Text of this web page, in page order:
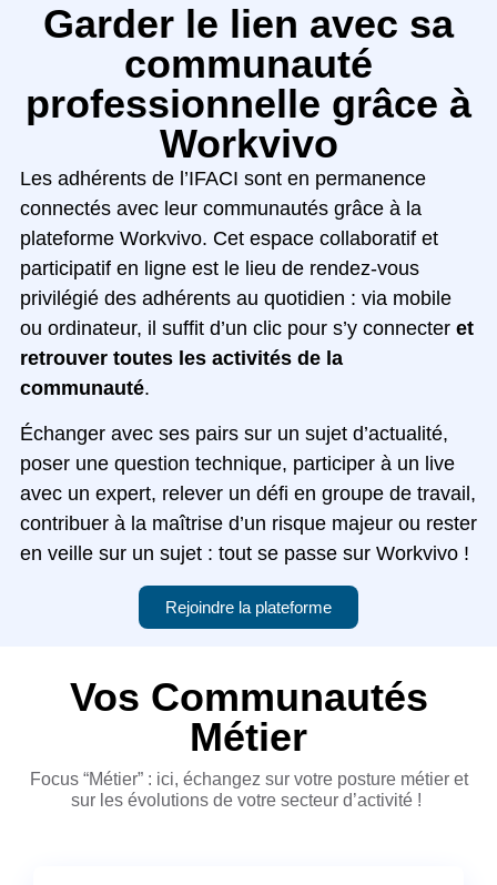
Garder le lien avec sa
communauté
professionnelle grâce à
Workvivo
Les adhérents de l’IFACI sont en permanence
connectés avec leur communautés grâce à la
plateforme Workvivo. Cet espace collaboratif et
participatif en ligne est le lieu de rendez-vous
privilégié des adhérents au quotidien : via mobile
ou ordinateur, il suffit d’un clic pour s’y connecter et
retrouver toutes les activités de la
communauté.
Échanger avec ses pairs sur un sujet d’actualité,
poser une question technique, participer à un live
avec un expert, relever un défi en groupe de travail,
contribuer à la maîtrise d’un risque majeur ou rester
en veille sur un sujet : tout se passe sur Workvivo !
Rejoindre la plateforme
Vos Communautés
Métier
Focus “Métier” : ici, échangez sur votre posture métier et
sur les évolutions de votre secteur d’activité !